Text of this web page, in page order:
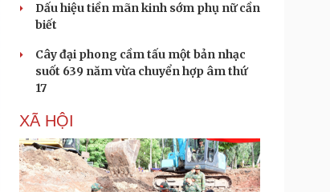
Dấu hiệu tiền mãn kinh sớm phụ nữ cần
biết
Cây đại phong cầm tấu một bản nhạc
suốt 639 năm vừa chuyển hợp âm thứ
17
XÃ HỘI